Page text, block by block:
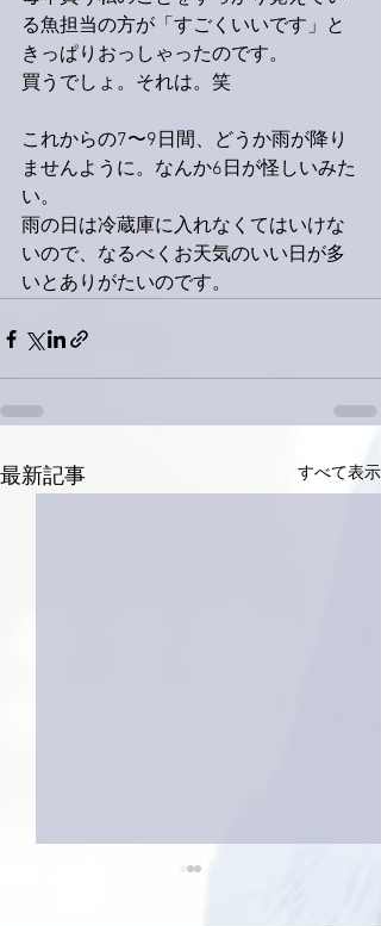
る魚担当の方が「すごくいいです」と
きっぱりおっしゃったのです。
買うでしょ。それは。笑
これからの7〜9日間、どうか雨が降り
ませんように。なんか6日が怪しいみた
い。
雨の日は冷蔵庫に入れなくてはいけな
いので、なるべくお天気のいい日が多
いとありがたいのです。
最新記事 すべて表示